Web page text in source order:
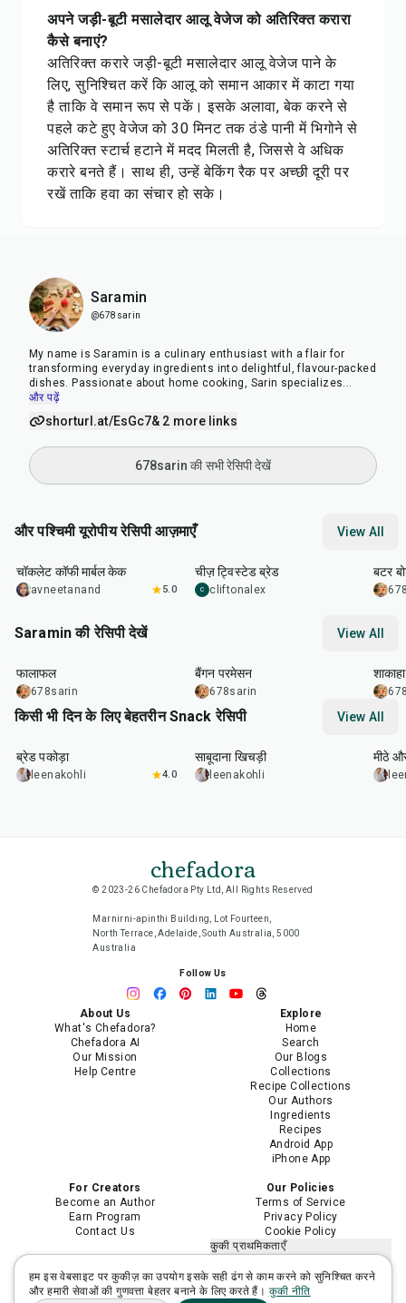
अपने जड़ी-बूटी मसालेदार आलू वेजेज को अतिरिक्त करारा
कैसे बनाएं?
अतिरिक्त करारे जड़ी-बूटी मसालेदार आलू वेजेज पाने के
लिए, सुनिश्चित करें कि आलू को समान आकार में काटा गया
है ताकि वे समान रूप से पकें। इसके अलावा, बेक करने से
पहले कटे हुए वेजेज को 30 मिनट तक ठंडे पानी में भिगोने से
अतिरिक्त स्टार्च हटाने में मदद मिलती है, जिससे वे अधिक
करारे बनते हैं। साथ ही, उन्हें बेकिंग रैक पर अच्छी दूरी पर
रखें ताकि हवा का संचार हो सके।
Saramin
@678sarin
My name is Saramin is a culinary enthusiast with a flair for
transforming everyday ingredients into delightful, flavour-packed
dishes. Passionate about home cooking, Sarin specializes...
और पढ़ें
shorturl.at/EsGc7& 2 more links
678sarin की सभी रेसिपी देखें
और पश्चिमी यूरोपीय रेसिपी आज़माएँ View All
1
चॉकलेट कॉफी मार्बल केक
avneetanand 5.0
चीज़ ट्विस्टेड ब्रेड
C cliftonalex
बटर
Saramin की रेसिपी देखें View All
फालाफल
678sarin
बैंगन परमेसन
678sarin
किसी भी दिन के लिए बेहतरीन Snack रेसिपी View All
15
ब्रेड पकोड़ा
leenakohli 4.0
hr 20
साबूदाना खिचड़ी
leenakohli
मीठे
chefadora
© 2023-26 Chefadora Pty Ltd, All Rights Reserved
Marnirni-apinthi Building, Lot Fourteen,
North Terrace, Adelaide, South Australia, 5000
Australia
Follow Us
About Us
What's Chefadora?
Chefadora AI
Our Mission
Help Centre
Explore
Home
Search
Our Blogs
Collections
Recipe Collections
Our Authors
Ingredients
Recipes
Android App
iPhone App
For Creators
Become an Author
Earn Program
Contact Us
Our Policies
Terms of Service
Privacy Policy
Cookie Policy
कुकी प्राथमिकताएँ
मेरी संवेदनशील निजी जानकारी का उपयोग
सीमित करें
हम इस वेबसाइट पर कुकीज़ का उपयोग इसके सही ढंग से काम करने को सुनिश्चित करने
और हमारी सेवाओं की गुणवत्ता बेहतर बनाने के लिए करते हैं। कुकी नीति